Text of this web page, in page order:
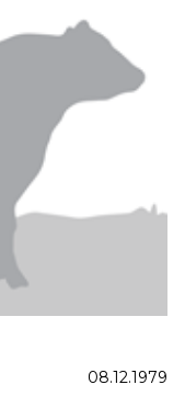
08.12.1979